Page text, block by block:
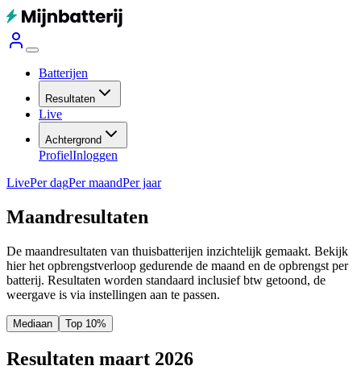
Batterijen
Resultaten
Live
Achtergrond
ProfielInloggen
LivePer dagPer maandPer jaar
Maandresultaten
De maandresultaten van thuisbatterijen inzichtelijk gemaakt. Bekijk
hier het opbrengstverloop gedurende de maand en de opbrengst per
batterij. Resultaten worden standaard inclusief btw getoond, de
weergave is via instellingen aan te passen.
Mediaan Top 10%
Resultaten maart 2026